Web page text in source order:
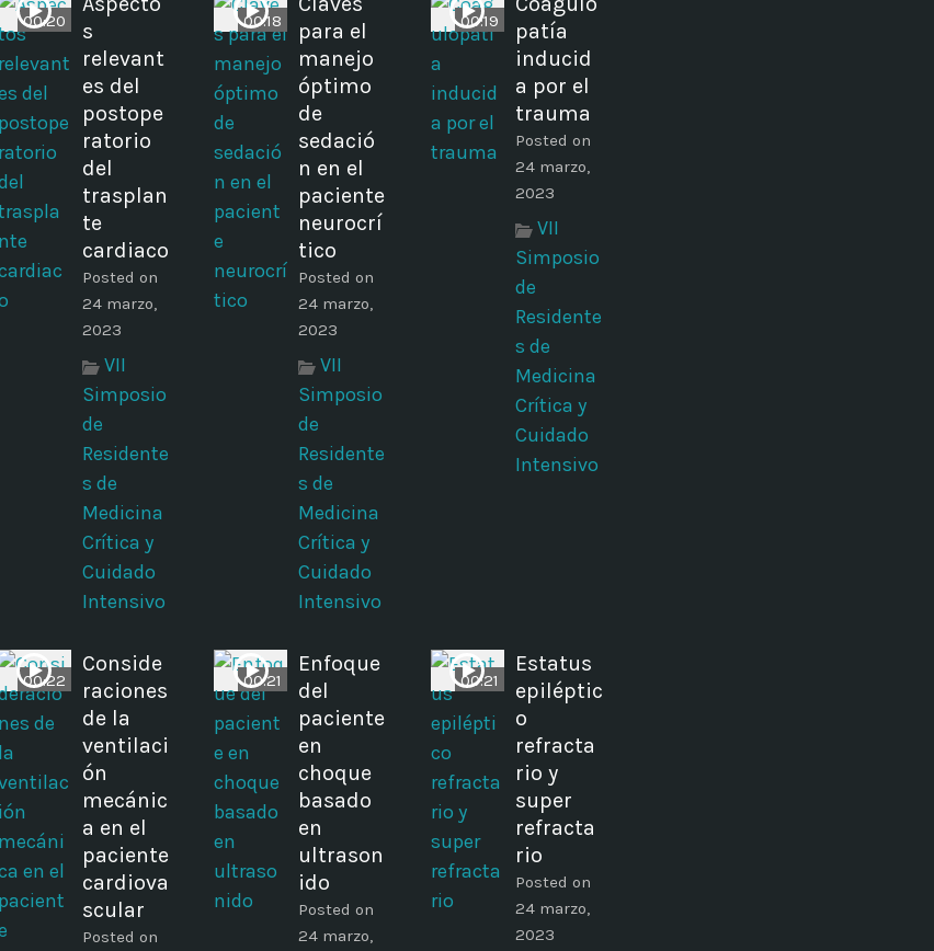
00:20
s
relevant
es del
postope
ratorio
del
trasplan
te
cardiaco
Posted on
24 marzo,
2023
VII
Simposio
de
Residente
s de
Medicina
Crítica y
Cuidado
Intensivo
00:18
para el
manejo
óptimo
de
sedació
n en el
paciente
neurocrí
tico
Posted on
24 marzo,
2023
VII
Simposio
de
Residente
s de
Medicina
Crítica y
Cuidado
Intensivo
00:19
patía
inducid
a por el
trauma
Posted on
24 marzo,
2023
VII
Simposio
de
Residente
s de
Medicina
Crítica y
Cuidado
Intensivo
00:22
Conside
raciones
de la
ventilaci
ón
mecánic
a en el
paciente
cardiova
scular
Posted on
00:21
Enfoque
del
paciente
en
choque
basado
en
ultrason
ido
Posted on
24 marzo,
00:21
Estatus
epiléptic
o
refracta
rio y
super
refracta
rio
Posted on
24 marzo,
2023